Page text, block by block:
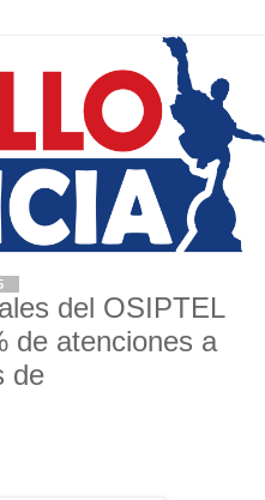
del OSIPTEL
de atenciones a
de